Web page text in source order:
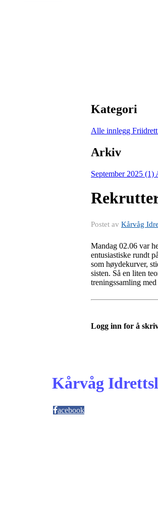
Kategori
Alle innlegg
Arkiv
September 2025 (1)
Postet av Kårvåg
Mandag 02.06 var
entusiastiske rundt
som høydekurver,
sisten. Så en liten
treningssamling
Logg inn for å
Kårvåg
acebook